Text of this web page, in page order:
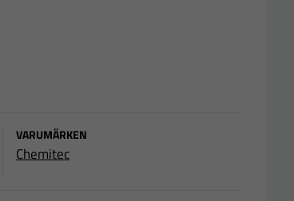
VARUMÄRKEN
Chemitec